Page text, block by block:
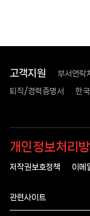
고객지원 부서연락
퇴직/경력증명서 한
개인정보처리
저작권보호정책 이메
관련사이트